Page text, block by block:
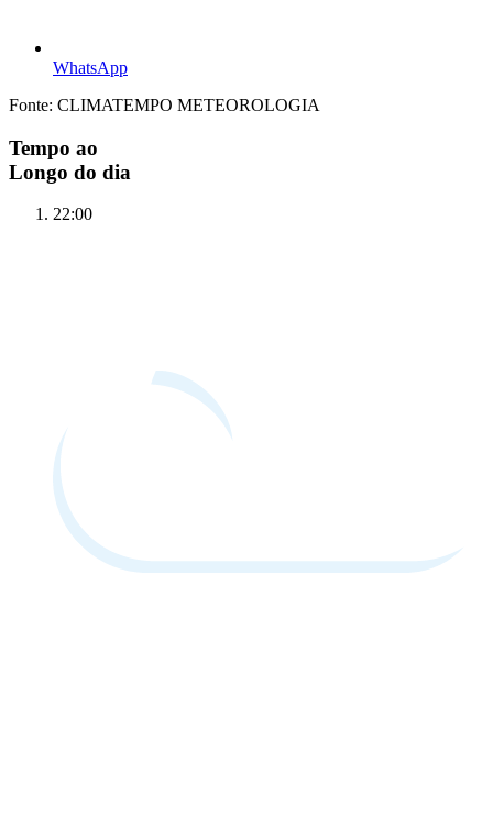
WhatsApp
Fonte: CLIMATEMPO METEOROLOGIA
Tempo ao
Longo do dia
22:00